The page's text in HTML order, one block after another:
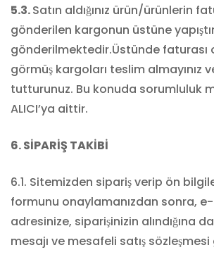
5.3.Satın aldığınız ürün/ürünlerin
gönderilen kargonun üstüne
gönderilmektedir.Üstünde faturası
görmüş kargoları teslim almayınız
tutturunuz. Bu konuda sorumluluk
ALICI’ya aittir.
6. SİPARİŞ TAKİBİ
6.1. Sitemizden sipariş verip ön
formunu onaylamanızdan sonra,
adresinize, siparişinizin alındığına
mesajı ve mesafeli satış